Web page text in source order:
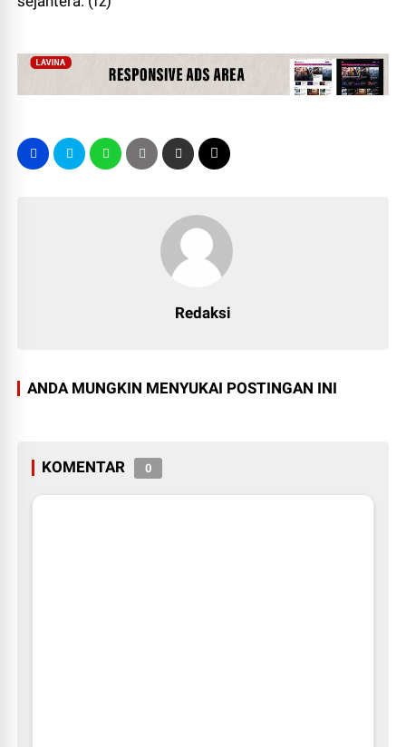
Redaksi
ANDA MUNGKIN MENYUKAI POSTINGAN INI
KOMENTAR 0